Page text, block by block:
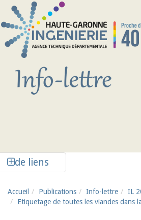
Aller au contenu principal
de liens
Accueil Publications Info-lettre IL
Etiquetage de toutes les viandes dans